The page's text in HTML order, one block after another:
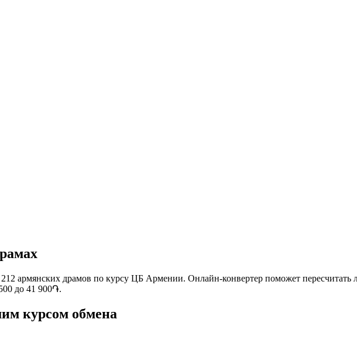
212 армянских драмов по курсу ЦБ Армении. Онлайн-конвертер поможет
до 41 900֏.
курсом обмена